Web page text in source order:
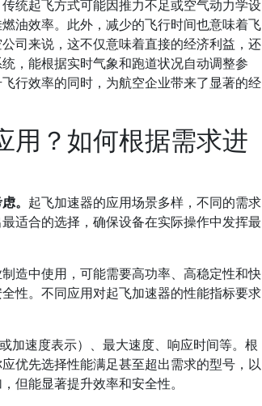
统起飞方式可能因推力不足或空气动力学设
油效率。此外，减少的飞行时间也意味着飞
司来说，这不仅意味着直接的经济利益，还
，能根据实时气象和跑道状况自动调整参
行效率的同时，为航空企业带来了显著的经
用？如何根据需求进
。 起飞加速器的应用场景多样，不同的需求
适合的选择，确保设备在实际操作中发挥最
造中使用，可能需要高功率、高稳定性和快
性。不同应用对起飞加速器的性能指标要求
加速度表示）、最大速度、响应时间等。根
优先选择性能满足甚至超出需求的型号，以
但能显著提升效率和安全性。